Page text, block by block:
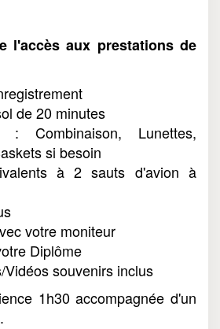
l'accès aux prestations de
de 20 minutes
: Combinaison, Lunettes,
si besoin
à 2 sauts d'avion à
votre moniteur
Diplôme
Vidéos souvenirs inclus
1h30 accompagnée d'un